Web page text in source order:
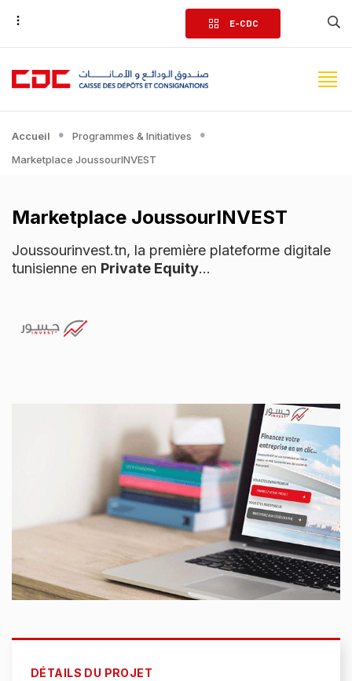
Aller
contenu
principal
E-CDC
Accueil
Programmes & Initiatives
Marketplace JoussourINVEST
Marketplace JoussourINVEST
Joussourinvest.tn, la première plateforme digitale
tunisienne en Private Equity...
DÉTAILS DU PROJET